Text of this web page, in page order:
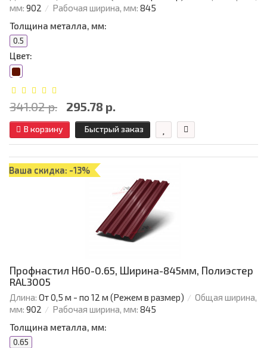
мм: 902 Рабочая ширина, мм: 845
Толщина металла, мм:
0.5
Цвет:
341.02 р. 295.78 р.
В корзину Быстрый заказ
Ваша скидка: -13%
Профнастил Н60-0.65, Ширина-845мм, Полиэстер
RAL3005
Длина: От 0,5 м - по 12 м (Режем в размер)
Общая ширина,
мм: 902 Рабочая ширина, мм: 845
Толщина металла, мм:
0.65